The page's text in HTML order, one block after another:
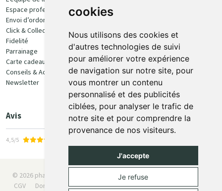
cookies
Nous utilisons des cookies et
d'autres technologies de suivi
pour améliorer votre expérience
de navigation sur notre site, pour
vous montrer un contenu
personnalisé et des publicités
ciblées, pour analyser le trafic de
notre site et pour comprendre la
provenance de nos visiteurs.
J'accepte
Je refuse
Espace professionnel
Envoi d’ordonnance
Click & Collect
Fidelité
Parrainage
Carte cadeau
Conseils & Actualités
Newsletter
Avis
4,5/5
Retrait et livraison
Retrait en Click & Collect
Livraison à domicile
Livraison en Point Relais
© 2026 pharmaone.be Tous droits réservés
CGV
Données personnelles Cookies Préférences Cookies